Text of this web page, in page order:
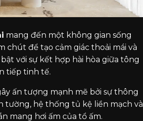
mang đến một không gian sống
chút để tạo cảm giác thoải mái và
với sự kết hợp hài hòa giữa tông
tiếp tinh tế.
ấn tượng mạnh mẽ bởi sự thông
hệ thống tủ kệ liền mạch và
mang hơi ấm của tổ ấm.